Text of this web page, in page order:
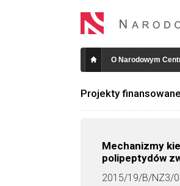
O Narodowym
Projekty
Mechanizmy
polipeptydów
2015/19/B/NZ3/